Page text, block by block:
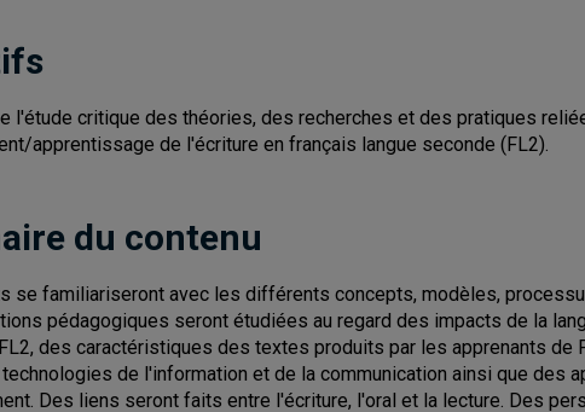
l'étude critique des théories, des recherches et des pratiques
apprentissage de l'écriture en français langue seconde (FL2).
du contenu
se familiariseront avec les différents concepts, modèles,
pédagogiques seront étudiées au regard des impacts de la
des caractéristiques des textes produits par les apprenants de
de l'information et de la communication ainsi que des
Des liens seront faits entre l'écriture, l'oral et la lecture. Des